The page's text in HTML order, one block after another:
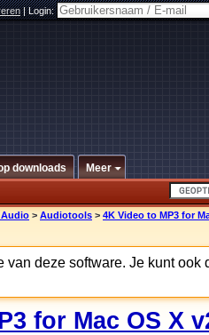
|Login:
downloads Meer
Audio > Audiotools > 4K Video to MP3 for
van deze software. Je kunt ook
for Mac OS X